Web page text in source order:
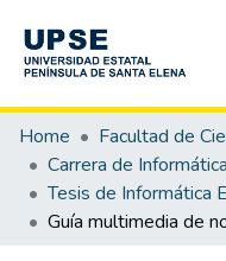
Communities & Collections
All of DSpace
Statistics
Home